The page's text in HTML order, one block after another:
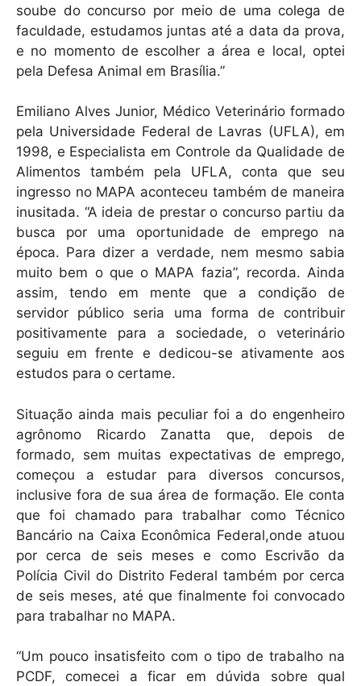
soube do concurso por meio de uma colega de
faculdade, estudamos juntas até a data da prova,
e no momento de escolher a área e local, optei
pela Defesa Animal em Brasília.”
Emiliano Alves Junior, Médico Veterinário formado
pela Universidade Federal de Lavras (UFLA), em
1998, e Especialista em Controle da Qualidade de
Alimentos também pela UFLA, conta que seu
ingresso no MAPA aconteceu também de maneira
inusitada. “A ideia de prestar o concurso partiu da
busca por uma oportunidade de emprego na
época. Para dizer a verdade, nem mesmo sabia
muito bem o que o MAPA fazia”, recorda. Ainda
assim, tendo em mente que a condição de
servidor público seria uma forma de contribuir
positivamente para a sociedade, o veterinário
seguiu em frente e dedicou-se ativamente aos
estudos para o certame.
Situação ainda mais peculiar foi a do engenheiro
agrônomo Ricardo Zanatta que, depois de
formado, sem muitas expectativas de emprego,
começou a estudar para diversos concursos,
inclusive fora de sua área de formação. Ele conta
que foi chamado para trabalhar como Técnico
Bancário na Caixa Econômica Federal,onde atuou
por cerca de seis meses e como Escrivão da
Polícia Civil do Distrito Federal também por cerca
de seis meses, até que finalmente foi convocado
para trabalhar no MAPA.
“Um pouco insatisfeito com o tipo de trabalho na
PCDF, comecei a ficar em dúvida sobre qual